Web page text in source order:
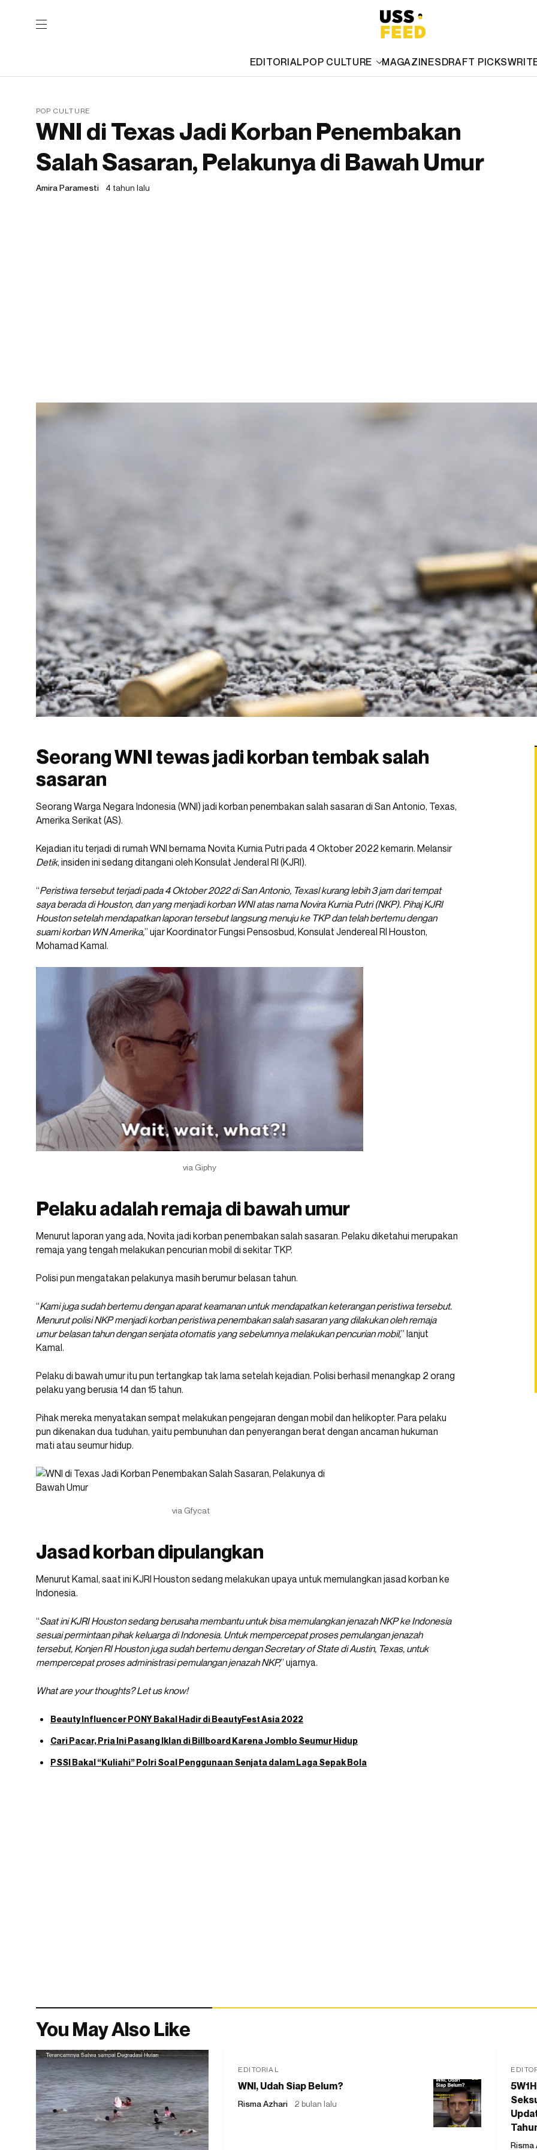
EDITORIALPOP CULTURE MAGAZINESDRAFT PICKS
POP CULTURE
WNI di Texas Jadi Korban Penembakan
Salah Sasaran, Pelakunya di Bawah Umur
Amira Paramesti 4 tahun lalu
Seorang WNI tewas jadi korban tembak salah
sasaran
Seorang Warga Negara Indonesia (WNI) jadi korban penembakan salah sasaran di San Antonio, Texas,
Amerika Serikat (AS).
Kejadian itu terjadi di rumah WNI bernama Novita Kurnia Putri pada 4 Oktober 2022 kemarin. Melansir
Detik, insiden ini sedang ditangani oleh Konsulat Jenderal RI (KJRI).
“Peristiwa tersebut terjadi pada 4 Oktober 2022 di San Antonio, Texasl kurang lebih 3 jam dari tempat
saya berada di Houston, dan yang menjadi korban WNI atas nama Novira Kurnia Putri (NKP). Pihaj KJRI
Houston setelah mendapatkan laporan tersebut langsung menuju ke TKP dan telah bertemu dengan
suami korban WN Amerika,” ujar Koordinator Fungsi Pensosbud, Konsulat Jendereal RI Houston,
Mohamad Kamal.
via Giphy
Pelaku adalah remaja di bawah umur
Menurut laporan yang ada, Novita jadi korban penembakan salah sasaran. Pelaku diketahui merupakan
remaja yang tengah melakukan pencurian mobil di sekitar TKP.
Polisi pun mengatakan pelakunya masih berumur belasan tahun.
“Kami juga sudah bertemu dengan aparat keamanan untuk mendapatkan keterangan peristiwa tersebut.
Menurut polisi NKP menjadi korban peristiwa penembakan salah sasaran yang dilakukan oleh remaja
umur belasan tahun dengan senjata otomatis yang sebelumnya melakukan pencurian mobil,” lanjut
Kamal.
Pelaku di bawah umur itu pun tertangkap tak lama setelah kejadian. Polisi berhasil menangkap 2 orang
pelaku yang berusia 14 dan 15 tahun.
Pihak mereka menyatakan sempat melakukan pengejaran dengan mobil dan helikopter. Para pelaku
pun dikenakan dua tuduhan, yaitu pembunuhan dan penyerangan berat dengan ancaman hukuman
mati atau seumur hidup.
via Gfycat
Jasad korban dipulangkan
Menurut Kamal, saat ini KJRI Houston sedang melakukan upaya untuk memulangkan jasad korban ke
Indonesia.
“Saat ini KJRI Houston sedang berusaha membantu untuk bisa memulangkan jenazah NKP ke Indonesia
sesuai permintaan pihak keluarga di Indonesia. Untuk mempercepat proses pemulangan jenazah
tersebut, Konjen RI Houston juga sudah bertemu dengan Secretary of State di Austin, Texas, untuk
mempercepat proses administrasi pemulangan jenazah NKP,” ujarnya.
What are your thoughts? Let us know!
Beauty Influencer PONY Bakal Hadir di BeautyFest Asia 2022
Cari Pacar, Pria Ini Pasang Iklan di Billboard Karena Jomblo Seumur Hidup
PSSI Bakal “Kuliahi” Polri Soal Penggunaan Senjata dalam Laga Sepak Bola
You May Also Like
EDITORIAL
WNI, Udah Siap Belum?
Risma Azhari 2 bulan lalu
Risma